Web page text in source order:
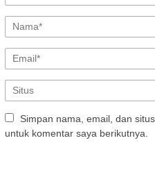
Simpan nama, email, dan
untuk komentar saya berikutnya.